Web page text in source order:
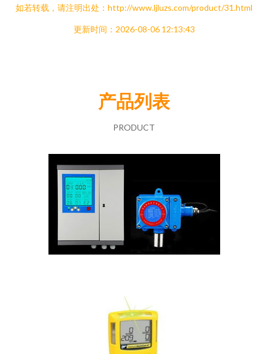
如若转载，请注明出处：http://www.ljluzs.com/product/31.html
更新时间：2026-08-06 12:13:43
产品列表
PRODUCT